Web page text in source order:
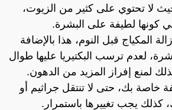
لا تحتوي على كثير من الزيوت،
كونها لطيفة على البشرة.
المكياج قبل النوم، هذا بالإضافة
لعدم ترسب البكتيريا عليها طوال
لمنع إفراز المزيد من الدهون.
خاصة بك، حتى لا تنتقل جراثيم أو
كذلك يجب تغييرها باستمرار.